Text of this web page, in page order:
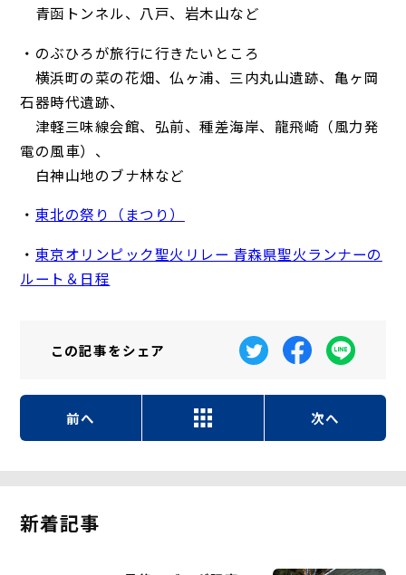
青函トンネル、八戸、岩木山など
・のぶひろが旅行に行きたいところ
横浜町の菜の花畑、仏ヶ浦、三内丸山遺跡、亀ヶ岡
石器時代遺跡、
津軽三味線会館、弘前、種差海岸、龍飛崎（風力発
電の風車）、
白神山地のブナ林など
・ 東北の祭り（まつり）
・ 東京オリンピック聖火リレー 青森県聖火ランナーの
ルート＆日程
この記事をシェア
前へ 次へ
新着記事